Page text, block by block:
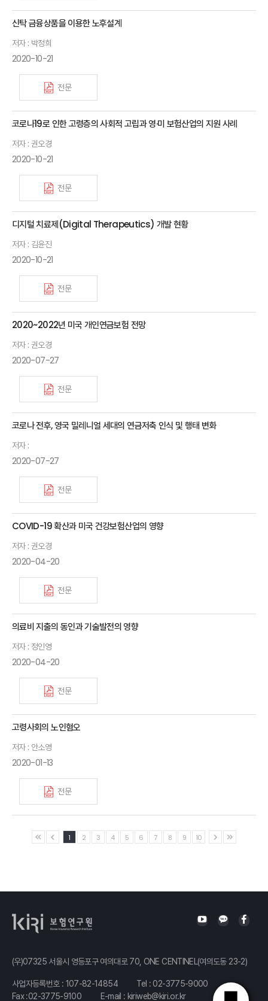
신탁 금융상품을 이용한 노후설계
저자 : 박정희
2020-10-21
전문
코로나19로 인한 고령층의 사회적 고립과 영·미 보험산업의 지원 사례
저자 : 권오경
2020-10-21
전문
디지털 치료제(Digital Therapeutics) 개발 현황
저자 : 김윤진
2020-10-21
전문
2020~2022년 미국 개인연금보험 전망
저자 : 권오경
2020-07-27
전문
코로나 전후, 영국 밀레니얼 세대의 연금저축 인식 및 행태 변화
저자 :
2020-07-27
전문
COVID-19 확산과 미국 건강보험산업의 영향
저자 : 권오경
2020-04-20
전문
의료비 지출의 동인과 기술발전의 영향
저자 : 정인영
2020-04-20
전문
고령사회의 노인혐오
저자 : 안소영
2020-01-13
전문
1 2 3 4 5 6 7 8 9 10
(우)07325 서울시 영등포구 여의대로 70, ONE CENTINEL(여의도동 23-2)
사업자등록번호 : 107-82-14854 Tel : 02-3775-9000
Fax :02-3775-9100
E-mail : kiriweb@kiri.or.kr